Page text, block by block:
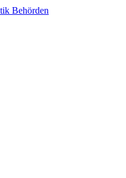
Behörden